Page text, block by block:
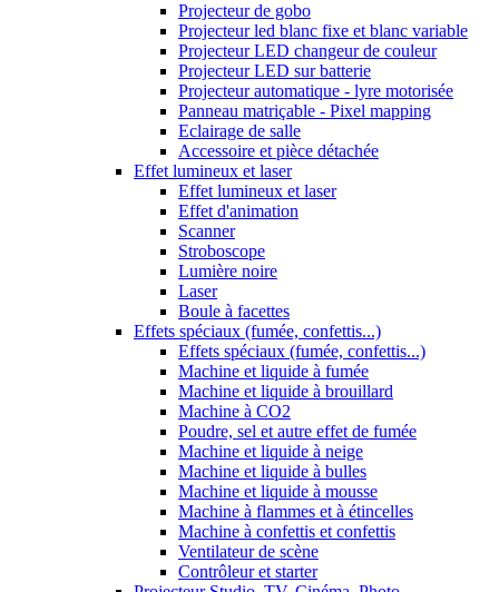
Projecteur de gobo
Projecteur led blanc fixe et blanc variable
Projecteur LED changeur de couleur
Projecteur LED sur batterie
Projecteur automatique - lyre motorisée
Panneau matriçable - Pixel mapping
Eclairage de salle
Accessoire et pièce détachée
Effet lumineux et laser
Effet lumineux et laser
Effet d'animation
Scanner
Stroboscope
Lumière noire
Laser
Boule à facettes
Effets spéciaux (fumée, confettis...)
Effets spéciaux (fumée, confettis...)
Machine et liquide à fumée
Machine et liquide à brouillard
Machine à CO2
Poudre, sel et autre effet de fumée
Machine et liquide à neige
Machine et liquide à bulles
Machine et liquide à mousse
Machine à flammes et à étincelles
Machine à confettis et confettis
Ventilateur de scène
Contrôleur et starter